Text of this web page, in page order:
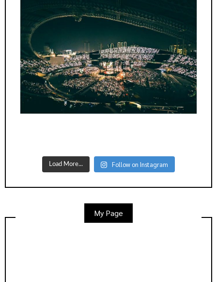
Load More... Follow on Instagram
My Page